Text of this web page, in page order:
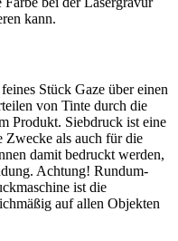
kann.
Stück Gaze über einen
von Tinte durch die
Produkt. Siebdruck ist eine
als auch für die
damit bedruckt werden,
Achtung! Rundum-
ist die
auf allen Objekten